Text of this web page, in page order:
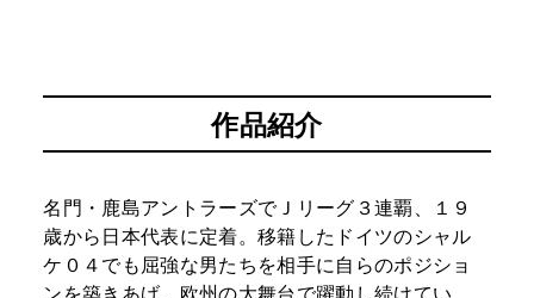
作品紹介
名門・鹿島アントラーズでＪリーグ３連覇、１９
歳から日本代表に定着。移籍したドイツのシャル
ケ０４でも屈強な男たちを相手に自らのポジショ